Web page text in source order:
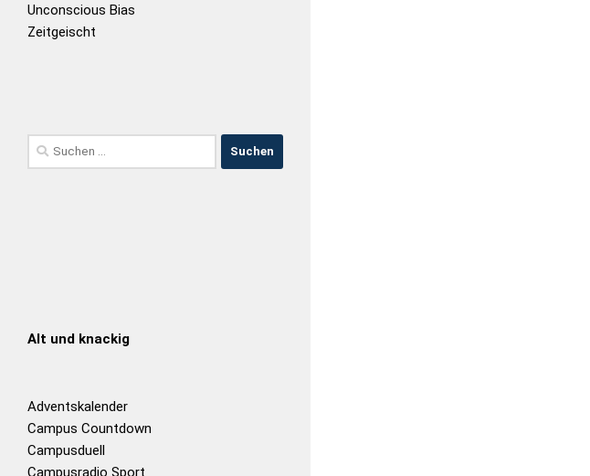
Unconscious Bias
Zeitgeischt
Alt und knackig
Adventskalender
Campus Countdown
Campusduell
Campusradio Sport